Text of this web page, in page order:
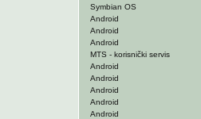
Symbian OS
Android
Android
Android
MTS - korisnički servis
Android
Android
Android
Android
Android